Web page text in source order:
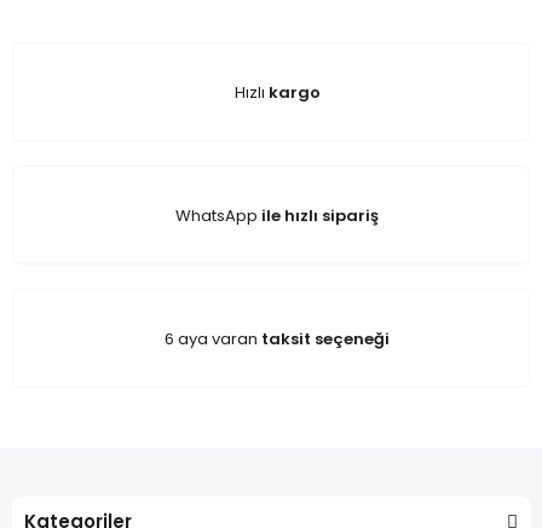
Hızlı kargo
WhatsApp ile hızlı sipariş
6 aya varan taksit seçeneği
Kategoriler